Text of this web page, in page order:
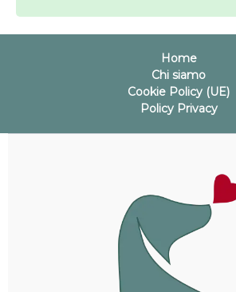
Home
Chi siamo
Cookie Policy (UE)
Policy Privacy